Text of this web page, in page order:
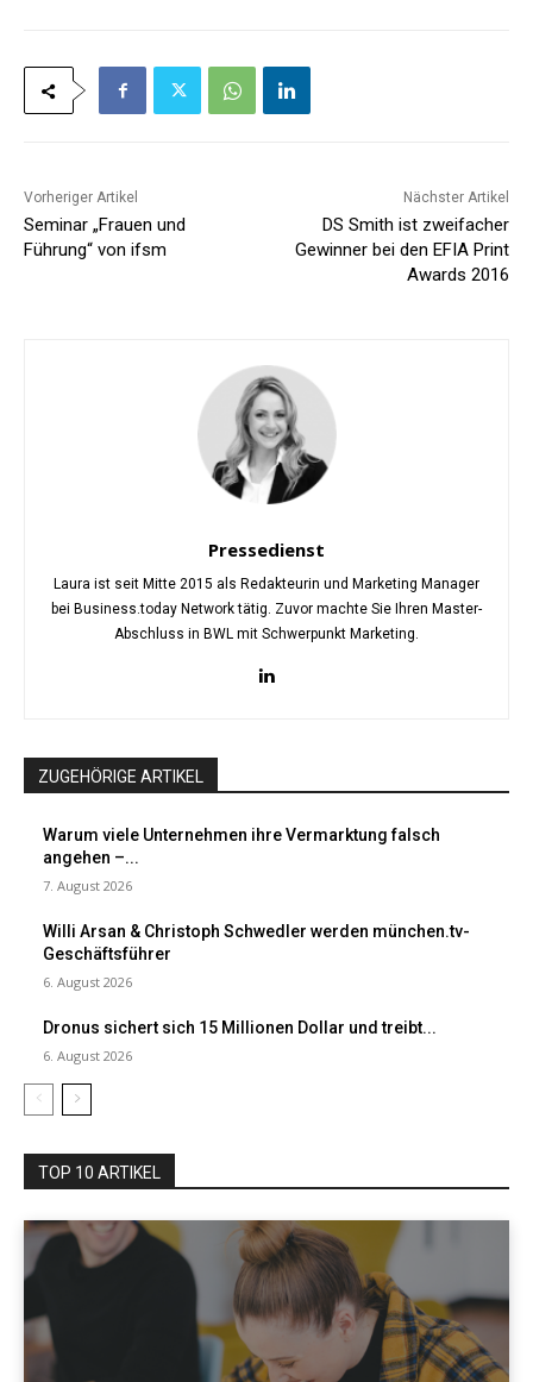
Vorheriger Artikel
Seminar „Frauen und
Führung“ von ifsm
Nächster Artikel
DS Smith ist zweifacher
Gewinner bei den EFIA Print
Awards 2016
Pressedienst
Laura ist seit Mitte 2015 als Redakteurin und Marketing Manager
bei Business.today Network tätig. Zuvor machte Sie Ihren Master-
Abschluss in BWL mit Schwerpunkt Marketing.
ZUGEHÖRIGE ARTIKEL
Warum viele Unternehmen ihre Vermarktung falsch
angehen –...
7. August 2026
Willi Arsan & Christoph Schwedler werden münchen.tv-
Geschäftsführer
6. August 2026
Dronus sichert sich 15 Millionen Dollar und treibt...
6. August 2026
TOP 10 ARTIKEL